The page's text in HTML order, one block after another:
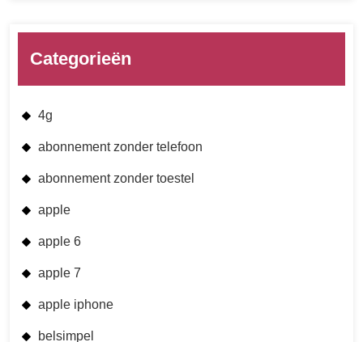
Categorieën
4g
abonnement zonder telefoon
abonnement zonder toestel
apple
apple 6
apple 7
apple iphone
belsimpel